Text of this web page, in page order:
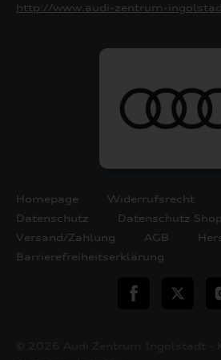
http://www.audi-zentrum-
Homepage Widerrufsrecht
Datenschutz
Datenschutz Shop
Versand/Zahlung
AGB
Barrierefreiheitserklärung
teilen Twitter